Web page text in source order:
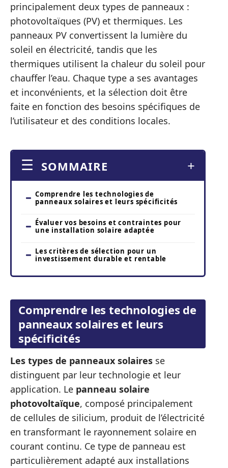
principalement deux types de panneaux :
photovoltaïques (PV) et thermiques. Les
panneaux PV convertissent la lumière du
soleil en électricité, tandis que les
thermiques utilisent la chaleur du soleil pour
chauffer l’eau. Chaque type a ses avantages
et inconvénients, et la sélection doit être
faite en fonction des besoins spécifiques de
l’utilisateur et des conditions locales.
SOMMAIRE
Comprendre les technologies de
panneaux solaires et leurs spécificités
Évaluer vos besoins et contraintes pour
une installation solaire adaptée
Les critères de sélection pour un
investissement durable et rentable
Comprendre les technologies de
panneaux solaires et leurs
spécificités
Les types de panneaux solaires se
distinguent par leur technologie et leur
application. Le panneau solaire
photovoltaïque, composé principalement
de cellules de silicium, produit de l’électricité
en transformant le rayonnement solaire en
courant continu. Ce type de panneau est
particulièrement adapté aux installations